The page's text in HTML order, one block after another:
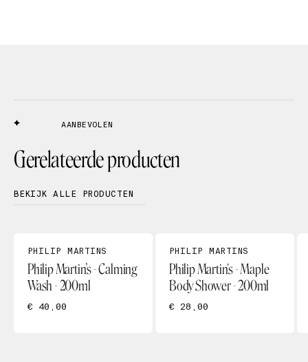
AANBEVOLEN
Gerelateerde producten
BEKIJK ALLE PRODUCTEN
PHILIP MARTINS
Philip Martin’s - Calming
Wash - 200ml
€ 40,00
PHILIP MARTINS
Philip Martin's - Maple
Body Shower - 200ml
€ 28,00